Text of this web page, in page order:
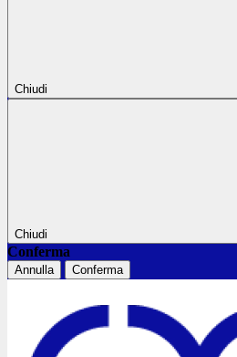
Chiudi
Chiudi
Conferma
Annulla Conferma